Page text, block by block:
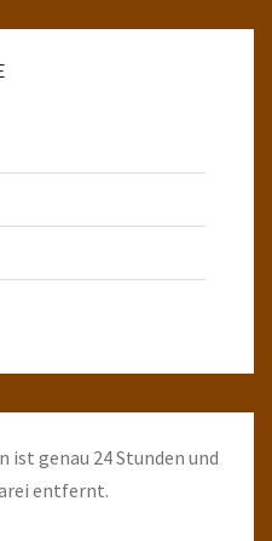
genau 24 Stunden und
entfernt.